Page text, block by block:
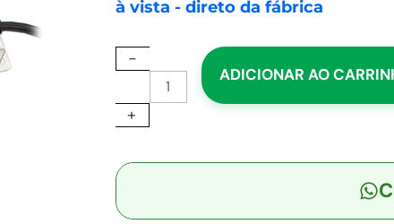
à vista - direto da fábrica
-
ELG-
36A
-
LED
100-
+
ADICIONAR AO